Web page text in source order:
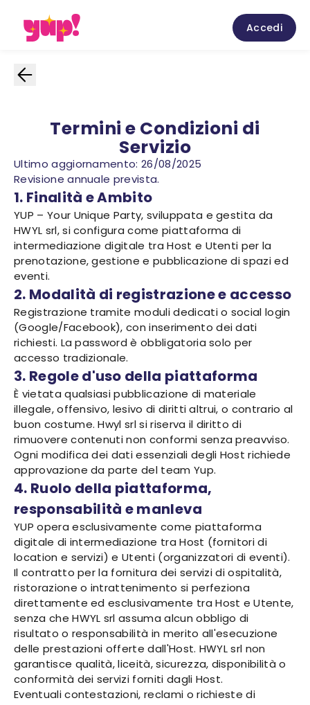
Accedi
Termini e Condizioni di
Servizio
Ultimo aggiornamento: 26/08/2025
Revisione annuale prevista.
1. Finalità e Ambito
YUP – Your Unique Party, sviluppata e gestita da
HWYL srl, si configura come piattaforma di
intermediazione digitale tra Host e Utenti per la
prenotazione, gestione e pubblicazione di spazi ed
eventi.
2. Modalità di registrazione e accesso
Registrazione tramite moduli dedicati o social login
(Google/Facebook), con inserimento dei dati
richiesti. La password è obbligatoria solo per
accesso tradizionale.
3. Regole d'uso della piattaforma
È vietata qualsiasi pubblicazione di materiale
illegale, offensivo, lesivo di diritti altrui, o contrario al
buon costume. Hwyl srl si riserva il diritto di
rimuovere contenuti non conformi senza preavviso.
Ogni modifica dei dati essenziali degli Host richiede
approvazione da parte del team Yup.
4. Ruolo della piattaforma,
responsabilità e manleva
YUP opera esclusivamente come piattaforma
digitale di intermediazione tra Host (fornitori di
location e servizi) e Utenti (organizzatori di eventi).
Il contratto per la fornitura dei servizi di ospitalità,
ristorazione o intrattenimento si perfeziona
direttamente ed esclusivamente tra Host e Utente,
senza che HWYL srl assuma alcun obbligo di
risultato o responsabilità in merito all'esecuzione
delle prestazioni offerte dall'Host. HWYL srl non
garantisce qualità, liceità, sicurezza, disponibilità o
conformità dei servizi forniti dagli Host.
Eventuali contestazioni, reclami o richieste di